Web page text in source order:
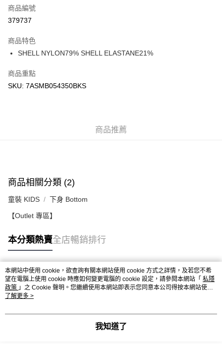
Apple Pay
AlipayHK
WeChat Pay
每筆HK$50.00，滿HK$499.00或以上免運費
配送至澳門
商品編號
379737
商品特色
SHELL NYLON79% SHELL ELASTANE21%
商品重點
SKU: 7ASMB054350BKS
商品推薦
商品相關分類 (2)
童裝 KIDS 下身 Bottom
【Outlet 專區】
本分類熱賣全店暢銷排行
熱門標籤
熱銷排行
本網站中使用 cookie，欲查詢有關本網站使用 cookie 方式之詳情，及若您不希
望在電腦上使用 cookie 時應如何變更電腦的 cookie 設定，請參閱本網站「 私隱
政策 」之 Cookie 聲明。您繼續使用本網站即表示您同意本公司得按本網站使用
條款之 Cookie 聲明使用 cookie。
了解更多 >
我知道了